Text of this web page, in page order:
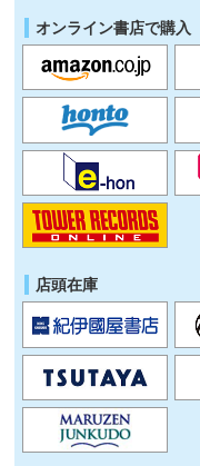
オンライン書店で購入
店頭在庫